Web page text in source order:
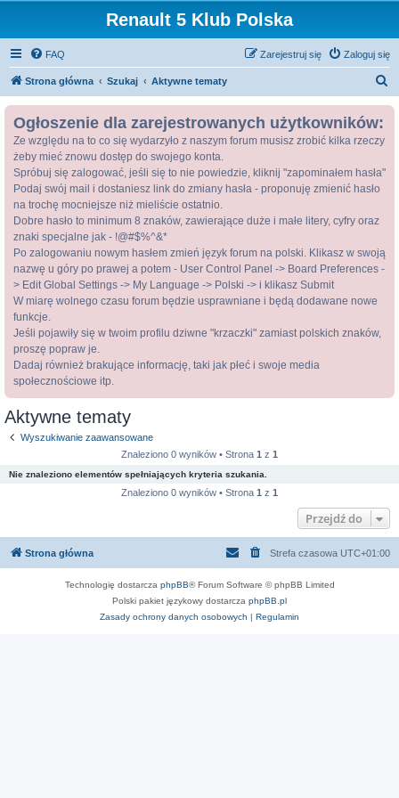
Renault 5 Klub Polska
FAQ Zaloguj się
Zarejestruj się
Strona główna Szukaj Aktywne tematy
Ogłoszenie dla zarejestrowanych użytkowników:
Ze względu na to co się wydarzyło z naszym forum musisz zrobić kilka rzeczy
żeby mieć znowu dostęp do swojego konta.
Spróbuj się zalogować, jeśli się to nie powiedzie, kliknij "zapominałem hasła"
Podaj swój mail i dostaniesz link do zmiany hasła - proponuję zmienić hasło
na trochę mocniejsze niż mieliście ostatnio.
Dobre hasło to minimum 8 znaków, zawierające duże i małe litery, cyfry oraz
znaki specjalne jak - !@#$%^&*
Po zalogowaniu nowym hasłem zmień język forum na polski. Klikasz w swoją
nazwę u góry po prawej a potem - User Control Panel -> Board Preferences -
> Edit Global Settings -> My Language -> Polski -> i klikasz Submit
W miarę wolnego czasu forum będzie usprawniane i będą dodawane nowe
funkcje.
Jeśli pojawiły się w twoim profilu dziwne "krzaczki" zamiast polskich znaków,
proszę popraw je.
Dadaj również brakujące informację, taki jak płeć i swoje media
społecznościowe itp.
Aktywne tematy
Wyszukiwanie zaawansowane
Znaleziono 0 wyników • Strona 1 z 1
Nie znaleziono elementów spełniających kryteria szukania.
Znaleziono 0 wyników • Strona 1 z 1
Przejdź do
Strona główna Strefa czasowa UTC+01:00
Technologię dostarcza phpBB® Forum Software © phpBB Limited
Polski pakiet językowy dostarcza phpBB.pl
Zasady ochrony danych osobowych | Regulamin